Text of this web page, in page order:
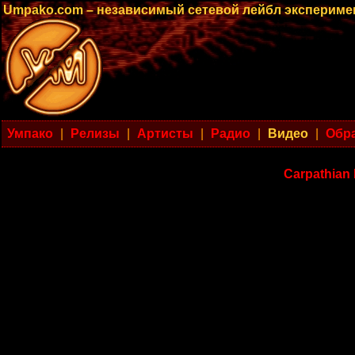
Umpako.com – независимый сетевой лейбл
Умпако Релизы Артисты Радио Видео
Carpathian